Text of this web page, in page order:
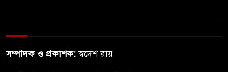
সম্পাদক ও প্রকাশক:স্বদেশ রায়